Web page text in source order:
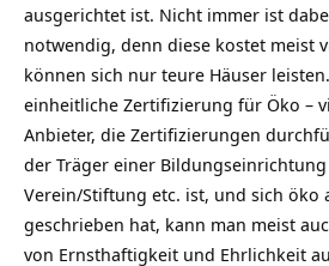
ausgerichtet ist. Nicht immer ist
notwendig, denn diese kostet meist
können sich nur teure Häuser
einheitliche Zertifizierung für Öko –
Anbieter, die Zertifizierungen
der Träger einer
Verein/Stiftung etc. ist, und sich öko
geschrieben hat, kann man meist
von Ernsthaftigkeit und Ehrlichkeit